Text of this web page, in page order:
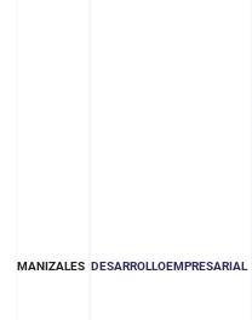
MANIZALES DESARROLLOEMPRESARIAL